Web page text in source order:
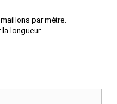
par mètre.
longueur.